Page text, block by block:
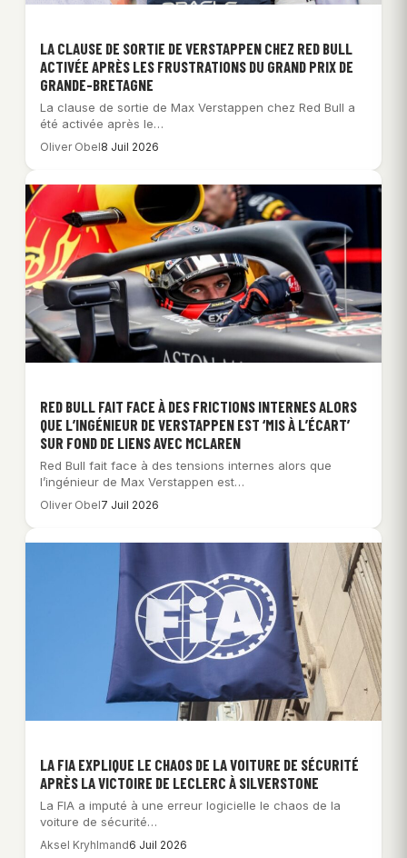
LA CLAUSE DE SORTIE DE VERSTAPPEN CHEZ RED BULL
ACTIVÉE APRÈS LES FRUSTRATIONS DU GRAND PRIX DE
GRANDE-BRETAGNE
La clause de sortie de Max Verstappen chez Red Bull a
été activée après le…
Oliver Obel8 Juil 2026
RED BULL FAIT FACE À DES FRICTIONS INTERNES ALORS
QUE L’INGÉNIEUR DE VERSTAPPEN EST ‘MIS À L’ÉCART’
SUR FOND DE LIENS AVEC MCLAREN
Red Bull fait face à des tensions internes alors que
l’ingénieur de Max Verstappen est…
Oliver Obel7 Juil 2026
LA FIA EXPLIQUE LE CHAOS DE LA VOITURE DE SÉCURITÉ
APRÈS LA VICTOIRE DE LECLERC À SILVERSTONE
La FIA a imputé à une erreur logicielle le chaos de la
voiture de sécurité…
Aksel Kryhlmand6 Juil 2026